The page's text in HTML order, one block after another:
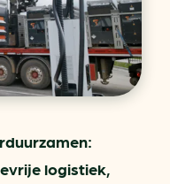
logistiek,